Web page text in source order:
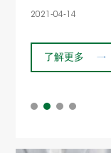
2021-04-14
了解更多